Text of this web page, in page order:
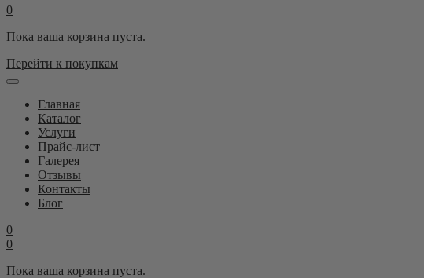
0
Пока ваша корзина пуста.
Перейти к покупкам
Главная
Каталог
Услуги
Прайс-лист
Галерея
Отзывы
Контакты
Блог
0
0
Пока ваша корзина пуста.